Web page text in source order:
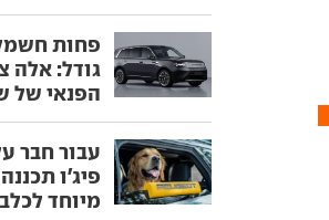
פחות
גודל: אלה
הפנאי של
עבור חבר
פיג'ו
מיוחד